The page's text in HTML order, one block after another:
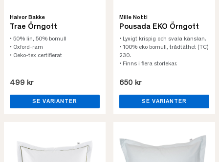
Halvor Bakke
Trae Örngott
• 50% lin, 50% bomull
• Oxford-ram
• Oeko-tex certifierat
499 kr
SE VARIANTER
Mille Notti
Pousada EKO Örngott
• Lyxigt krispig och svala känslan.
• 100% eko bomull, trådtäthet (TC)
230.
• Finns i flera storlekar.
650 kr
SE VARIANTER